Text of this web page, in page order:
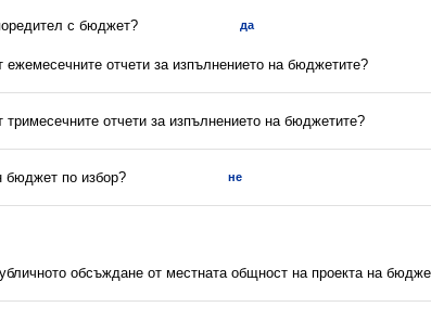
с бюджет? да
отчети за изпълнението на бюджетите?
отчети за изпълнението на бюджетите?
бюджет по избор? не
обсъждане от местната общност на проекта на